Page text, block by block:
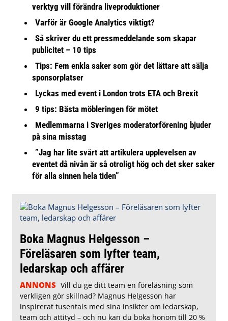
verktyg vill förändra liveproduktioner
Varför är Google Analytics viktigt?
Så skriver du ett pressmeddelande som skapar
publicitet – 10 tips
Tips: Fem enkla saker som gör det lättare att sälja
sponsorplatser
Lyckas med event i London trots ETA och Brexit
9 tips: Bästa möbleringen för mötet
Medlemmarna i Sveriges moderatorförening bjuder
på sina misstag
”Jag har lite svårt att artikulera upplevelsen av
eventet då nivån är så otroligt hög och det sker saker
för alla sinnen hela tiden”
Boka Magnus Helgesson –
Föreläsaren som lyfter team,
ledarskap och affärer
ANNONS Vill du ge ditt team en föreläsning som
verkligen gör skillnad? Magnus Helgesson har
inspirerat tusentals med sina insikter om ledarskap,
team och attityd – och nu kan du boka honom till 20 %